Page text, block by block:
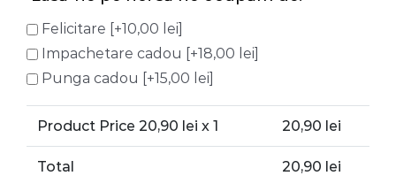
Felicitare [+10,00 lei]
Impachetare cadou [+18,00 lei]
Punga cadou [+15,00 lei]
Product Price 20,90 lei x 1 20,90 lei
Total 20,90 lei